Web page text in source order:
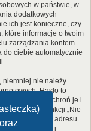
w państwie, w
dodatkowych
ich jest konieczne, czy
które informacje o twoim
zarządzania kontem
do ciebie automatycznie
niemniej nie należy
Hasło to
więc chroń je i
użyj funkcji „Nie
użytkownika i adresu
nowe hasło i